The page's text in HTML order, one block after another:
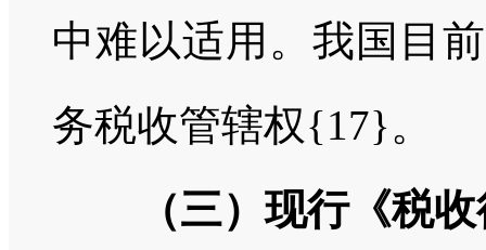
中难以适用。我国目
务税收管辖权{17}。
（三）现行《税